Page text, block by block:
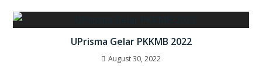
UPrisma Gelar PKKMB 2022
August 30, 2022